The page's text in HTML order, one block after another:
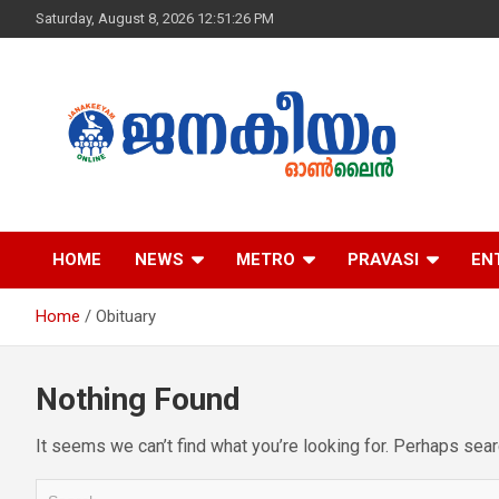
k
t
Saturday, August 8, 2026 12:51:26 PM
ജനകീയം
HOME NEWS METRO PRAVASI
Home Obituary
Nothing Found
It seems we can’t find what you’re looking for. Perhaps